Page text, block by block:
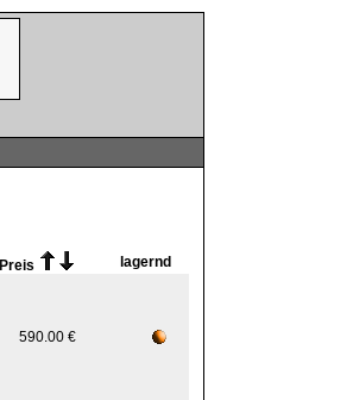
Preis lagernd
590.00 €